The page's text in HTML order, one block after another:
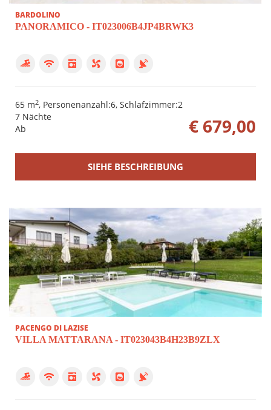
BARDOLINO
PANORAMICO - IT023006B4JP4BRWK3
65 m2, Personenanzahl:6, Schlafzimmer:2
€ 679,00
7 Nächte
Ab
SIEHE BESCHREIBUNG
PACENGO DI LAZISE
VILLA MATTARANA - IT023043B4H23B9ZLX